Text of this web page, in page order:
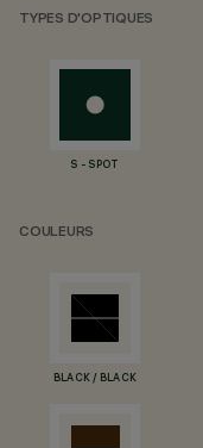
TYPES D'OPTIQUES
S - SPOT
COULEURS
BLACK / BLACK